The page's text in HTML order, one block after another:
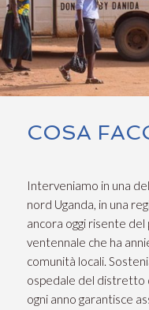
COSA
Interveniamo in una
nord Uganda, in una
ancora oggi risente
ventennale che ha
comunità locali.
ospedale del distretto
ogni anno garantisce